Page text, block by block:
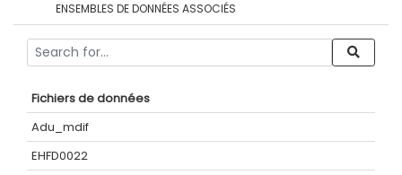
ENSEMBLES DE DONNÉES ASSOCIÉS
Fichiers de données
Adu_mdif
EHFD0022